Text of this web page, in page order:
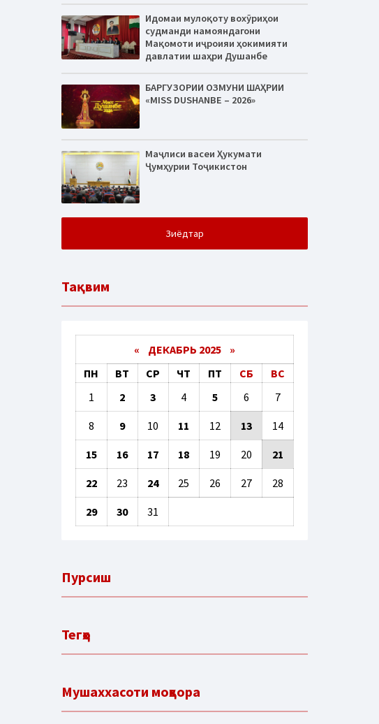
Идомаи мулоқоту вохӯриҳои
судманди намояндагони
Мақомоти иҷроияи ҳокимияти
давлатии шаҳри Душанбе
БАРГУЗОРИИ ОЗМУНИ ШАҲРИИ
«MISS DUSHANBE – 2026»
Маҷлиси васеи Ҳукумати
Ҷумҳурии Тоҷикистон
Зиёдтар
Тақвим
« ДЕКАБРЬ 2025 »
ПН
ВТ СР ЧТ ПТ СБ
ВС
1
2 3 4 5 6 7
8 9 10 11 12 13 14
15 16 17 18 19 20 21
22 23 24 25 26 27 28
29 30 31
Пурсиш
Тегҳо
Мушаххасоти моҳвора